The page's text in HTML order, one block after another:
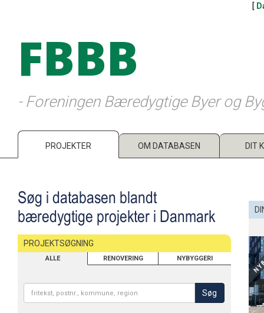
[
FBBB
- Foreningen Bæredygtige Byer og
PROJEKTER OM DATABASEN DIT
Søg i databasen blandt
bæredygtige projekter i Danmark
PROJEKTSØGNING
ALLE RENOVERING NYBYGGERI
Søg